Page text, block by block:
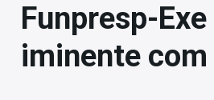
Funpresp-
iminente